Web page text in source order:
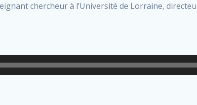
chercheur à l’Université de Lorraine,
Lecteur
audio